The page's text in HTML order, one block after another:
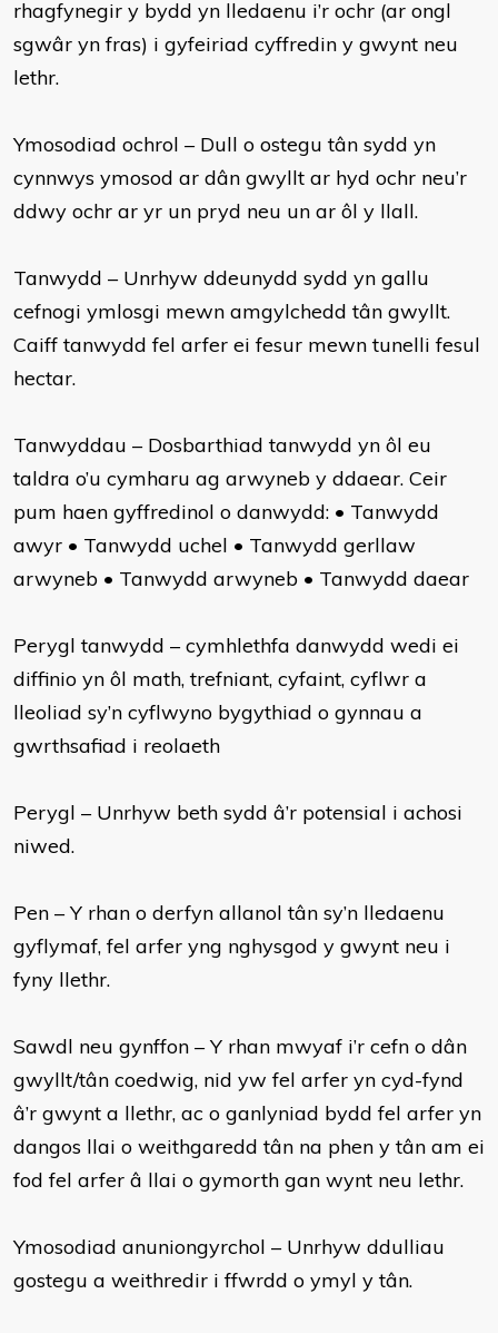
rhagfynegir y bydd yn lledaenu i’r ochr (ar ongl
sgwâr yn fras) i gyfeiriad cyffredin y gwynt neu
lethr.
Ymosodiad ochrol – Dull o ostegu tân sydd yn
cynnwys ymosod ar dân gwyllt ar hyd ochr neu’r
ddwy ochr ar yr un pryd neu un ar ôl y llall.
Tanwydd – Unrhyw ddeunydd sydd yn gallu
cefnogi ymlosgi mewn amgylchedd tân gwyllt.
Caiff tanwydd fel arfer ei fesur mewn tunelli fesul
hectar.
Tanwyddau – Dosbarthiad tanwydd yn ôl eu
taldra o’u cymharu ag arwyneb y ddaear. Ceir
pum haen gyffredinol o danwydd: • Tanwydd
awyr • Tanwydd uchel • Tanwydd gerllaw
arwyneb • Tanwydd arwyneb • Tanwydd daear
Perygl tanwydd – cymhlethfa danwydd wedi ei
diffinio yn ôl math, trefniant, cyfaint, cyflwr a
lleoliad sy’n cyflwyno bygythiad o gynnau a
gwrthsafiad i reolaeth
Perygl – Unrhyw beth sydd â’r potensial i achosi
niwed.
Pen – Y rhan o derfyn allanol tân sy’n lledaenu
gyflymaf, fel arfer yng nghysgod y gwynt neu i
fyny llethr.
Sawdl neu gynffon – Y rhan mwyaf i’r cefn o dân
gwyllt/tân coedwig, nid yw fel arfer yn cyd-fynd
â’r gwynt a llethr, ac o ganlyniad bydd fel arfer yn
dangos llai o weithgaredd tân na phen y tân am ei
fod fel arfer â llai o gymorth gan wynt neu lethr.
Ymosodiad anuniongyrchol – Unrhyw ddulliau
gostegu a weithredir i ffwrdd o ymyl y tân.